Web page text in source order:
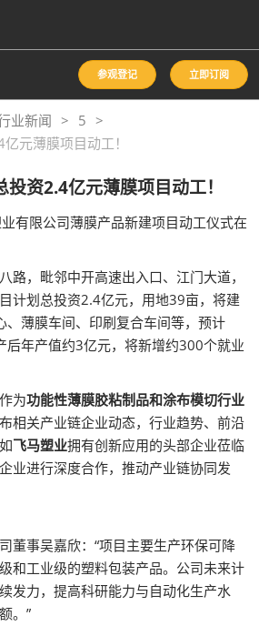
参观登记 立即订阅
业新闻
5
元薄膜项目动工！
资2.4亿元薄膜项目动工！
有限公司薄膜产品新建项目动工仪式在
路，毗邻中开高速出入口、江门大道，
计划总投资2.4亿元，用地39亩，将建
、薄膜车间、印刷复合车间等，预计
年产值约3亿元，将新增约300个就业
作为功能性薄膜胶粘制品和涂布模切行业
相关产业链企业动态，行业趋势、前沿
飞马塑业拥有创新应用的头部企业莅临
业进行深度合作，推动产业链协同发
董事吴嘉欣：“项目主要生产环保可降
和工业级的塑料包装产品。公司未来计
发力，提高科研能力与自动化生产水
。”